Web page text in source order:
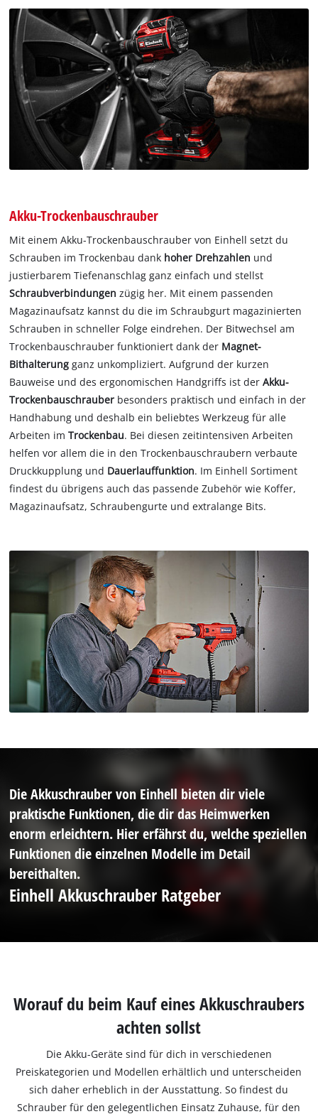
Akku-Trockenbauschrauber
Mit einem Akku-Trockenbauschrauber von Einhell setzt du
Schrauben im Trockenbau dank hoher Drehzahlen und
justierbarem Tiefenanschlag ganz einfach und stellst
Schraubverbindungenzügig her. Mit einem passenden
Magazinaufsatz kannst du die im Schraubgurt magazinierten
Schrauben in schneller Folge eindrehen. Der Bitwechsel am
Trockenbauschrauber funktioniert dank der Magnet-
Bithalterung ganz unkompliziert. Aufgrund der kurzen
Bauweise und des ergonomischen Handgriffs ist derAkku-
Trockenbauschrauber besonders praktisch und einfach in der
Handhabung und deshalb ein beliebtes Werkzeug für alle
Arbeiten imTrockenbau. Bei diesen zeitintensiven Arbeiten
helfen vor allem die in den Trockenbauschraubern verbaute
Druckkupplung und Dauerlauffunktion. Im Einhell Sortiment
findest du übrigens auch das passende Zubehör wie Koffer,
Magazinaufsatz, Schraubengurte und extralange Bits.
Die Akkuschrauber von Einhell bieten dir viele
praktische Funktionen, die dir das Heimwerken
enorm erleichtern. Hier erfährst du, welche speziellen
Funktionen die einzelnen Modelle im Detail
bereithalten.
Einhell Akkuschrauber Ratgeber
Worauf du beim Kauf eines Akkuschraubers
achten sollst
Die Akku-Geräte sind für dich in verschiedenen
Preiskategorien und Modellen erhältlich und unterscheiden
sich daher erheblich in der Ausstattung. So findest du
Schrauber für den gelegentlichen Einsatz Zuhause, für den